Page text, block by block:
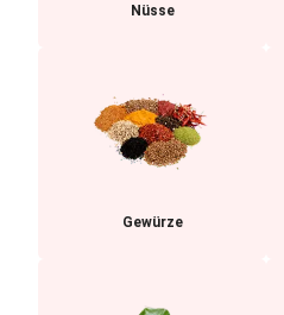
Nüsse
Gewürze